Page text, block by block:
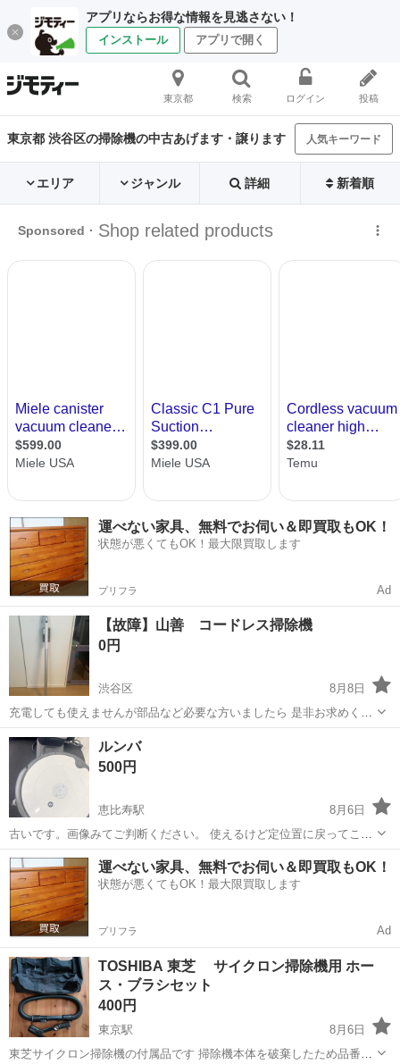
アプリならお得な情報を見逃さない！
インストール アプリで開く
東京都 検索 ログイン 投稿
東京都 渋谷区の掃除機の中古あげます・譲ります 人気キーワード
エリア ジャンル 詳細 新着順
運べない家具、無料でお伺い＆即買取もOK！
状態が悪くてもOK！最大限買取します
プリフラ Ad
【故障】山善 コードレス掃除機
0円
渋谷区
8月8日
充電しても使えませんが部品など必要な方いましたら 是非お求めくだ
さい。 ※必要でしたら充電器もお付けいたします。
東京 渋谷区
ルンバ
500円
恵比寿駅
8月6日
古いです。画像みてご判断ください。 使えるけど定位置に戻ってこな
いことが増えた為、新しく購入したので処分したいとおもってます！
もし欲しい人いればご連絡ください！ 月内処分予定
東京 渋谷区 恵比寿駅 生活家電
運べない家具、無料でお伺い＆即買取もOK！
状態が悪くてもOK！最大限買取します
プリフラ Ad
TOSHIBA 東芝 サイクロン掃除機用 ホー
ス・ブラシセット
400円
東京駅
8月6日
東芝サイクロン掃除機の付属品です 掃除機本体を破棄したため品番不